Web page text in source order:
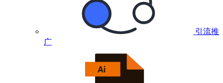
引流推
广